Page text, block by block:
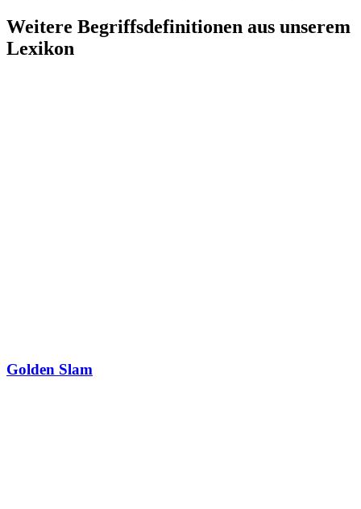
Weitere Begriffsdefinitionen aus unserem
Lexikon
Golden Slam